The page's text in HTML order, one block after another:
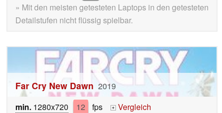
» Mit den meisten getesteten Laptops in den getesteten
Detailstufen nicht flüssig spielbar.
Far Cry New Dawn 2019
min. 1280x720 12 fps +
Vergleich